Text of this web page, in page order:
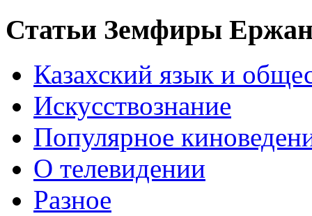
Статьи Земфиры
Казахский язык и
Искусствознание
Популярное
О телевидении
Разное